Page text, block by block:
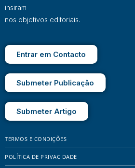
insiram
nos objetivos editoriais.
Entrar em Contacto
Submeter Publicação
Submeter Artigo
TERMOS E CONDIÇÕES
POLÍTICA DE PRIVACIDADE